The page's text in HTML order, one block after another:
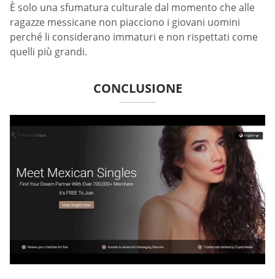
È solo una sfumatura culturale dal momento che alle
ragazze messicane non piacciono i giovani uomini
perché li considerano immaturi e non rispettati come
quelli più grandi.
CONCLUSIONE